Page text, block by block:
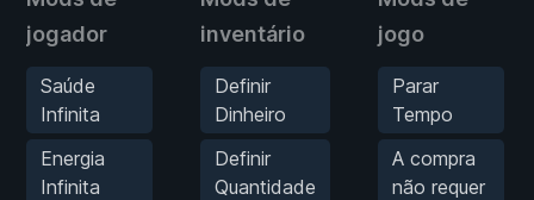
jogador
Saúde
Infinita
Energia
Infinita
inventário
Definir
Dinheiro
Definir
Quantidade
jogo
Parar
Tempo
A compra
não requer